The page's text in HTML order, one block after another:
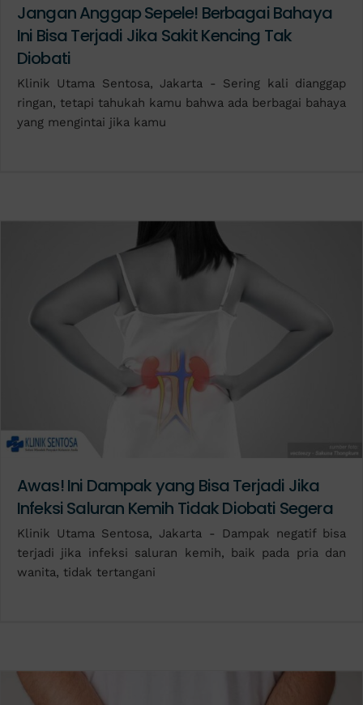
Jangan Anggap Sepele! Berbagai Bahaya
Ini Bisa Terjadi Jika Sakit Kencing Tak
Diobati
Klinik Utama Sentosa, Jakarta - Sering kali dianggap
ringan, tetapi tahukah kamu bahwa ada berbagai bahaya
yang mengintai jika kamu
Awas! Ini Dampak yang Bisa Terjadi Jika
Infeksi Saluran Kemih Tidak Diobati Segera
Klinik Utama Sentosa, Jakarta - Dampak negatif bisa
terjadi jika infeksi saluran kemih, baik pada pria dan
wanita, tidak tertangani